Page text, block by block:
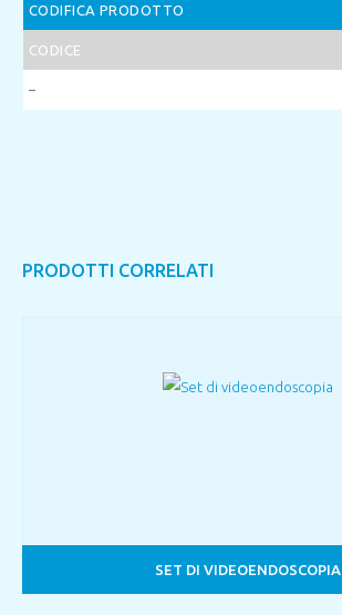
CODIFICA PRODOTTO
CODICE
–
PRODOTTI CORRELATI
SET DI VIDEOENDOSCOPIA